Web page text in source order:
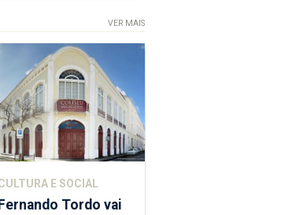
VER MAIS
E SOCIAL
Tordo vai